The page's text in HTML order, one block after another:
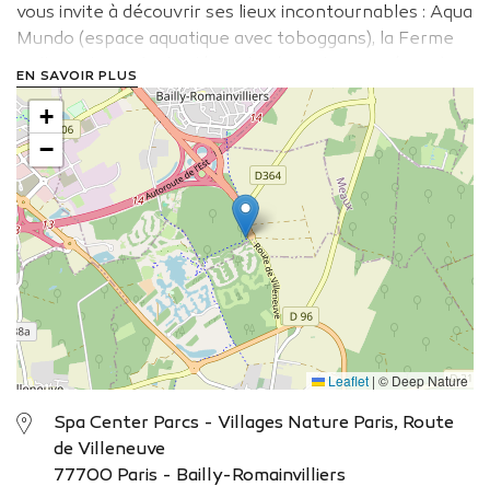
+
−
Leaflet | © Deep Nature
Spa Center Parcs - Villages Nature Paris, Route
de Villeneuve
77700 Paris - Bailly-Romainvilliers
vous invite à découvrir ses lieux incontournables : Aqua
Mundo (espace aquatique avec toboggans), la Ferme
Bellevie, la Forêt des légendes (aire de jeux géante) et
les Jardins extraordinaires. Plusieurs types
d’hébergements sont proposés avec différents types
de cottages (Comfort, Premium ou VIP).
Voir le site de l'établissement
EN SAVOIR PLUS